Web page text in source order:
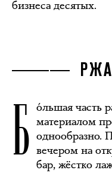
бизнеса десятых.
Б óльшая часть
материалом
однообразно.
вечером на
бар, жёстко